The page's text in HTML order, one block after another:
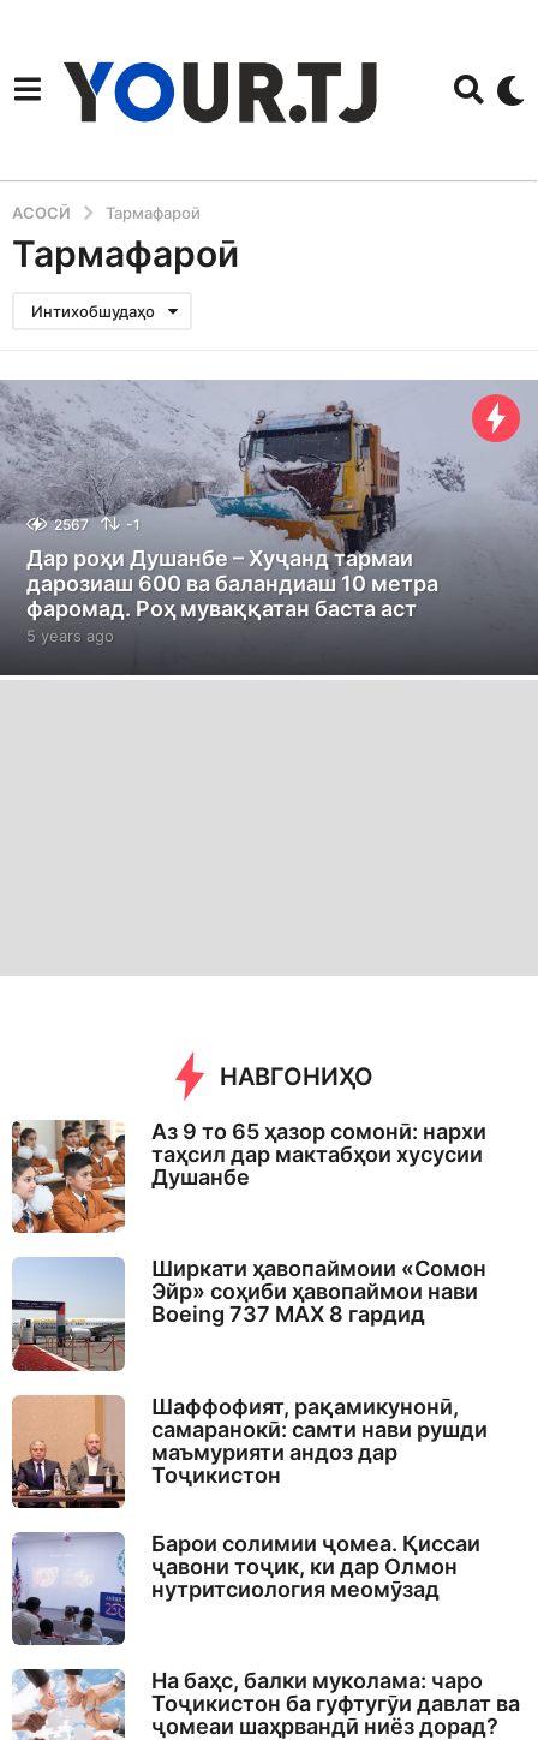
АСОСӢ Тармафароӣ
Тармафароӣ
Интихобшудаҳо
2567 -1
Дар роҳи Душанбе – Хуҷанд тармаи
дарозиаш 600 ва баландиаш 10 метра
фаромад. Роҳ муваққатан баста аст
5 years ago
e
НАВГОНИҲО
Аз 9 то 65 ҳазор сомонӣ: нархи
таҳсил дар мактабҳои хусусии
Душанбе
Ширкати ҳавопаймоии «Сомон
Эйр» соҳиби ҳавопаймои нави
Boeing 737 MAX 8 гардид
Шаффофият, рақамикунонӣ,
самаранокӣ: самти нави рушди
маъмурияти андоз дар
Тоҷикистон
Барои солимии ҷомеа. Қиссаи
ҷавони тоҷик, ки дар Олмон
нутритсиология меомӯзад
На баҳс, балки муколама: чаро
Тоҷикистон ба гуфтугӯи давлат ва
ҷомеаи шаҳрвандӣ ниёз дорад?